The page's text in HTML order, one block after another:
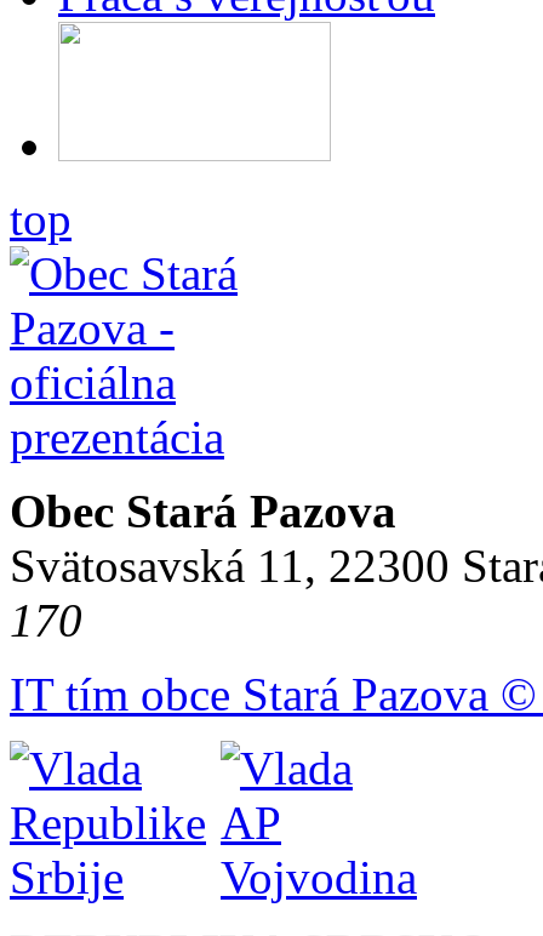
top
Obec Stará Pazova
Svätosavská 11, 22300
170
IT tím obce Stará Pazova